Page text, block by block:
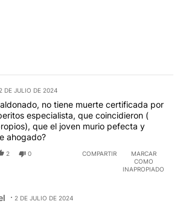
2 DE JULIO DE 2024
no tiene muerte certificada por
especialista, que coincidieron (
que el joven murio pefecta y
ahogado?
2 0 COMPARTIR
MARCAR
COMO
INAPROPIADO
Viel.
2 DE JULIO DE 2024